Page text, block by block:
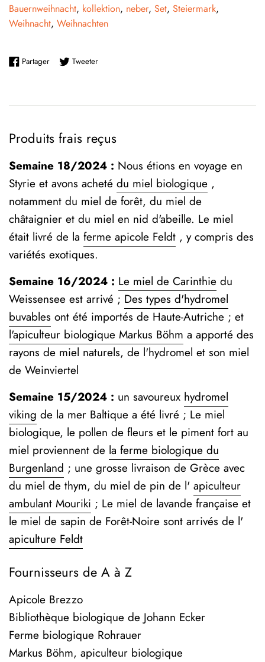
Bauernweihnacht, kollektion, neber, Set, Steiermark,
Weihnacht, Weihnachten
PartagerPartager sur Facebook
TweeterTweeter sur Twitter
Produits frais reçus
Semaine 18/2024 : Nous étions en voyage en
Styrie et avons acheté du miel biologique ,
notamment du miel de forêt, du miel de
châtaignier et du miel en nid d'abeille. Le miel
était livré de la ferme apicole Feldt , y compris des
variétés exotiques.
Semaine 16/2024 : Le miel de Carinthie du
Weissensee est arrivé ; Des types d'hydromel
buvables ont été importés de Haute-Autriche ; et
l'apiculteur biologique Markus Böhm a apporté des
rayons de miel naturels, de l'hydromel et son miel
de Weinviertel
Semaine 15/2024 : un savoureux hydromel
viking de la mer Baltique a été livré ; Le miel
biologique, le pollen de fleurs et le piment fort au
miel proviennent de la ferme biologique du
Burgenland ; une grosse livraison de Grèce avec
du miel de thym, du miel de pin de l' apiculteur
ambulant Mouriki ; Le miel de lavande française et
le miel de sapin de Forêt-Noire sont arrivés de l'
apiculture Feldt
Fournisseurs de A à Z
Apicole Brezzo
Bibliothèque biologique de Johann Ecker
Ferme biologique Rohrauer
Markus Böhm, apiculteur biologique